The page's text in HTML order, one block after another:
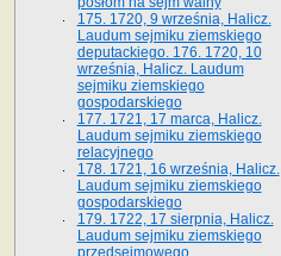
175. 1720, 9 września, Halicz.
Laudum sejmiku ziemskiego
deputackiego. 176. 1720, 10
września, Halicz. Laudum
sejmiku ziemskiego
gospodarskiego
177. 1721, 17 marca, Halicz.
Laudum sejmiku ziemskiego
relacyjnego
178. 1721, 16 września, Halicz.
Laudum sejmiku ziemskiego
gospodarskiego
179. 1722, 17 sierpnia, Halicz.
Laudum sejmiku ziemskiego
przedsejmowego